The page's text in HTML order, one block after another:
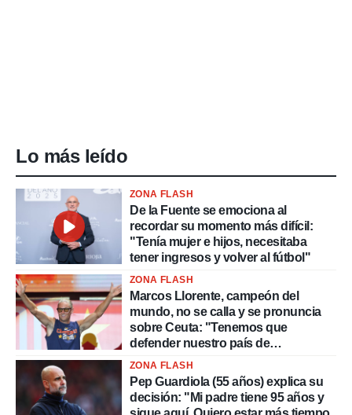
Lo más leído
ZONA FLASH
De la Fuente se emociona al
recordar su momento más difícil:
"Tenía mujer e hijos, necesitaba
tener ingresos y volver al fútbol"
ZONA FLASH
Marcos Llorente, campeón del
mundo, no se calla y se pronuncia
sobre Ceuta: "Tenemos que
defender nuestro país de
delincuentes"
ZONA FLASH
Pep Guardiola (55 años) explica su
decisión: "Mi padre tiene 95 años y